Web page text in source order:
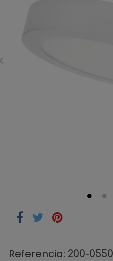
Referencia: 200-0550